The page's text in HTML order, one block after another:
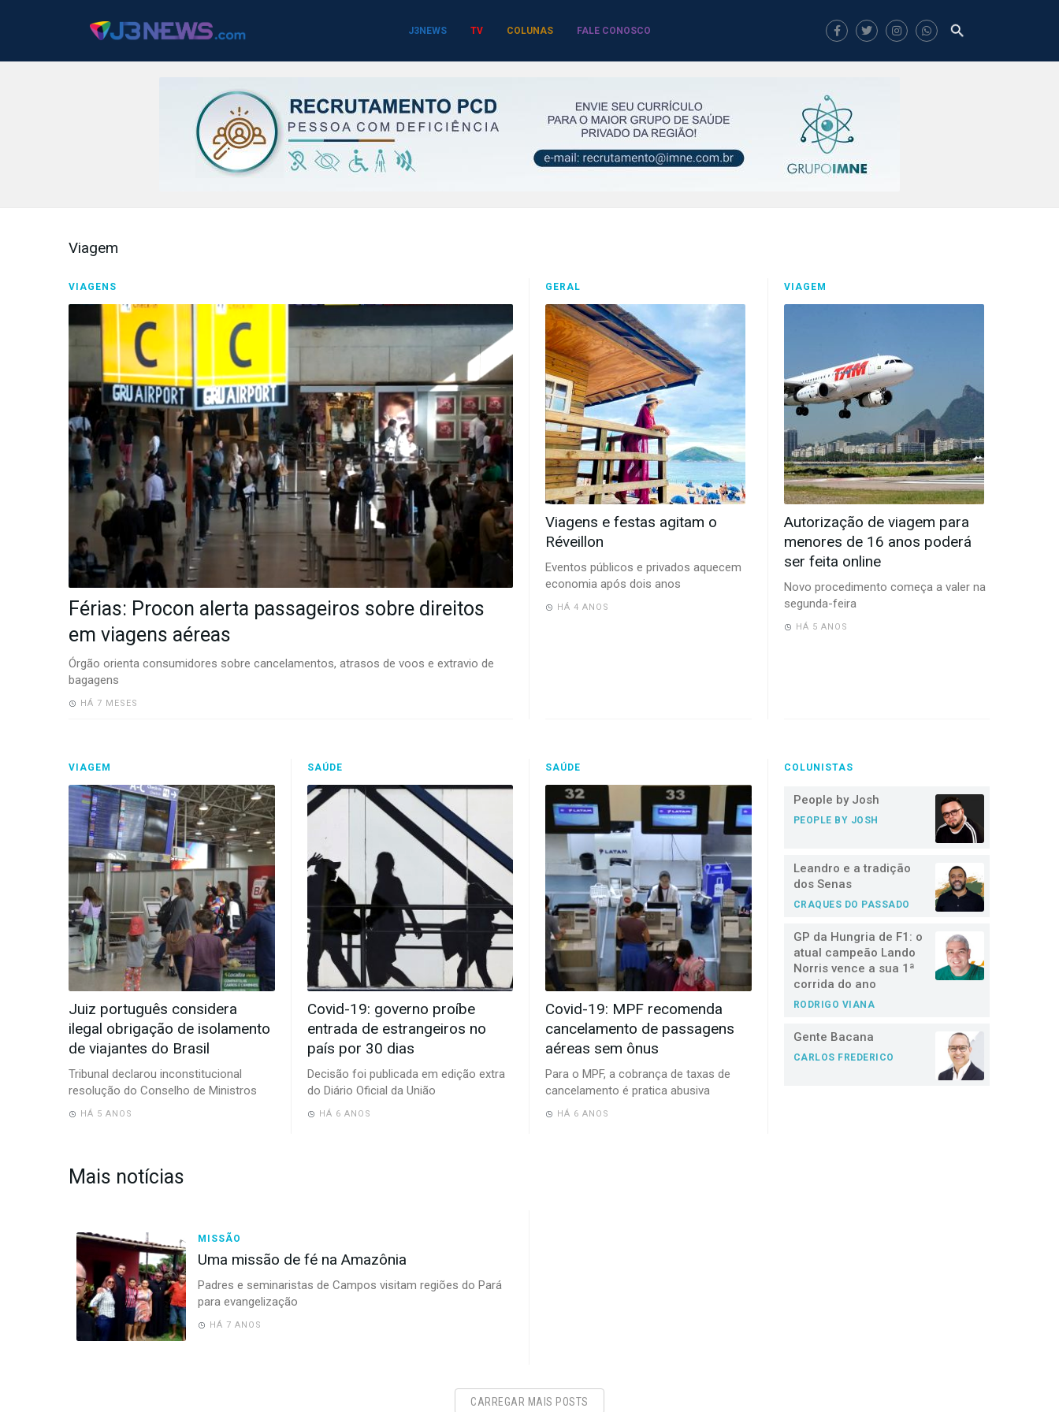
J3NEWS TV COLUNAS FALE CONOSCO
Viagem
VIAGENS
Férias: Procon alerta passageiros sobre direitos
em viagens aéreas
Órgão orienta consumidores sobre cancelamentos, atrasos de voos e extravio de
bagagens
HÁ 7 MESES
GERAL
Viagens e festas agitam o
Réveillon
Eventos públicos e privados aquecem
economia após dois anos
HÁ 4 ANOS
VIAGEM
Autorização de viagem para
menores de 16 anos poderá
ser feita online
Novo procedimento começa a valer na
segunda-feira
HÁ 5 ANOS
VIAGEM
Juiz português considera
ilegal obrigação de isolamento
de viajantes do Brasil
Tribunal declarou inconstitucional
resolução do Conselho de Ministros
HÁ 5 ANOS
SAÚDE
Covid-19: governo proíbe
entrada de estrangeiros no
país por 30 dias
Decisão foi publicada em edição extra
do Diário Oficial da União
HÁ 6 ANOS
SAÚDE
Covid-19: MPF recomenda
cancelamento de passagens
aéreas sem ônus
Para o MPF, a cobrança de taxas de
cancelamento é pratica abusiva
HÁ 6 ANOS
COLUNISTAS
People by Josh
PEOPLE BY JOSH
Leandro e a tradição
dos Senas
CRAQUES DO PASSADO
GP da Hungria de F1: o
atual campeão Lando
Norris vence a sua 1ª
corrida do ano
RODRIGO VIANA
Gente Bacana
CARLOS FREDERICO
Mais notícias
MISSÃO
Uma missão de fé na Amazônia
Padres e seminaristas de Campos visitam regiões do Pará
para evangelização
HÁ 7 ANOS
CARREGAR MAIS POSTS